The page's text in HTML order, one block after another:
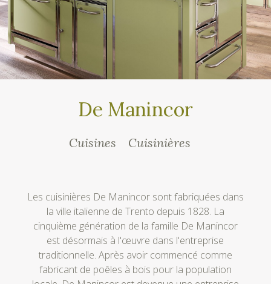
De Manincor
Cuisines Cuisinières
Les cuisinières De Manincor sont fabriquées dans
la ville italienne de Trento depuis 1828. La
cinquième génération de la famille De Manincor
est désormais à l'œuvre dans l'entreprise
traditionnelle. Après avoir commencé comme
fabricant de poêles à bois pour la population